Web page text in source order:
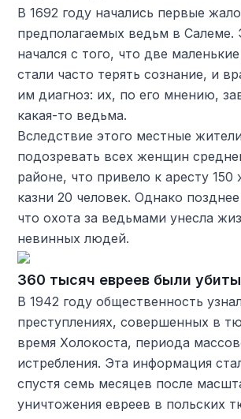
В 1692 году начались первые
предполагаемых ведьм в Салеме.
начался с того, что две
стали часто терять сознание, и
им диагноз: их, по его мнению,
какая-то ведьма.
Вследствие этого местные
подозревать всех женщин
районе, что привело к аресту
казни 20 человек. Однако
что охота за ведьмами унесла
невинных людей.
360 тысяч евреев были убиты
В 1942 году общественность
преступлениях, совершенных в
время Холокоста, периода
истребления. Эта информация
спустя семь месяцев после
уничтожения евреев в польских